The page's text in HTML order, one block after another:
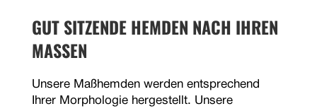
GUT SITZENDE HEMDEN NACH IHREN
MASSEN
Unsere Maßhemden werden entsprechend
Ihrer Morphologie hergestellt. Unsere